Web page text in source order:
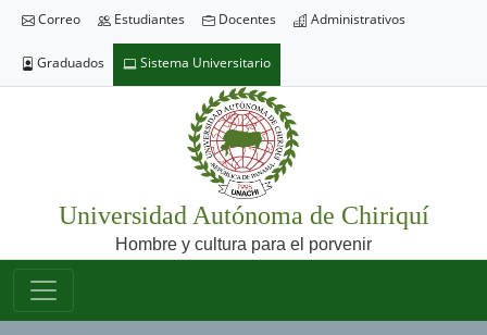
Correo Estudiantes Docentes Administrativos
Graduados Sistema Universitario
Universidad Autónoma de Chiriquí
Hombre y cultura para el porvenir